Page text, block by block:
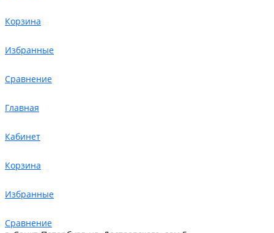
Корзина
Избранные
Сравнение
Главная
Кабинет
Корзина
Избранные
Сравнение